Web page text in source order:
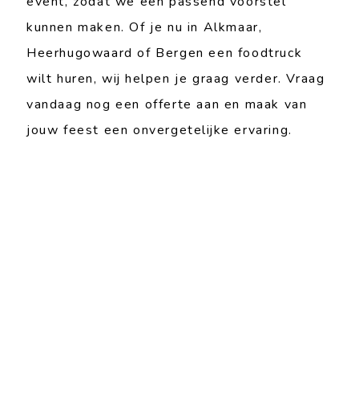
kunnen maken. Of je nu in Alkmaar,
Heerhugowaard of Bergen een foodtruck
wilt huren, wij helpen je graag verder. Vraag
vandaag nog een offerte aan en maak van
jouw feest een onvergetelijke ervaring.